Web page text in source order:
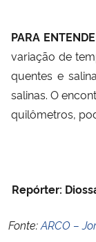
PARA
variação de
quentes e
salinas. O
quilômetros,
Repórter:
Fonte:ARCO –